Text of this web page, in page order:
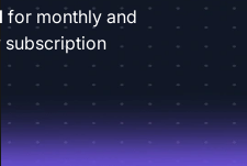
for monthly and